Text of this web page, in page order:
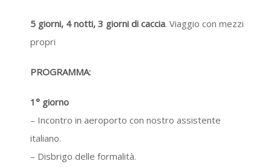
5 giorni, 4 notti, 3 giorni di caccia. Viaggio con mezzi
propri
PROGRAMMA:
1° giorno
– Incontro in aeroporto con nostro assistente
italiano.
– Disbrigo delle formalità.